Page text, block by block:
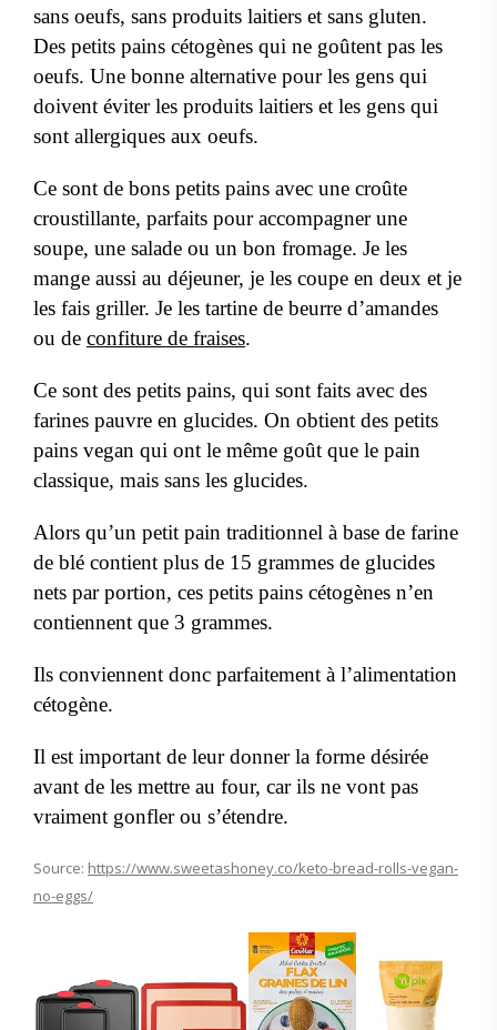
sans oeufs, sans produits laitiers et sans gluten.
Des petits pains cétogènes qui ne goûtent pas les
oeufs. Une bonne alternative pour les gens qui
doivent éviter les produits laitiers et les gens qui
sont allergiques aux oeufs.
Ce sont de bons petits pains avec une croûte
croustillante, parfaits pour accompagner une
soupe, une salade ou un bon fromage. Je les
mange aussi au déjeuner, je les coupe en deux et je
les fais griller. Je les tartine de beurre d’amandes
ou de confiture de fraises.
Ce sont des petits pains, qui sont faits avec des
farines pauvre en glucides. On obtient des petits
pains vegan qui ont le même goût que le pain
classique, mais sans les glucides.
Alors qu’un petit pain traditionnel à base de farine
de blé contient plus de 15 grammes de glucides
nets par portion, ces petits pains cétogènes n’en
contiennent que 3 grammes.
Ils conviennent donc parfaitement à l’alimentation
cétogène.
Il est important de leur donner la forme désirée
avant de les mettre au four, car ils ne vont pas
vraiment gonfler ou s’étendre.
Source: https://www.sweetashoney.co/keto-bread-rolls-vegan-
no-eggs/